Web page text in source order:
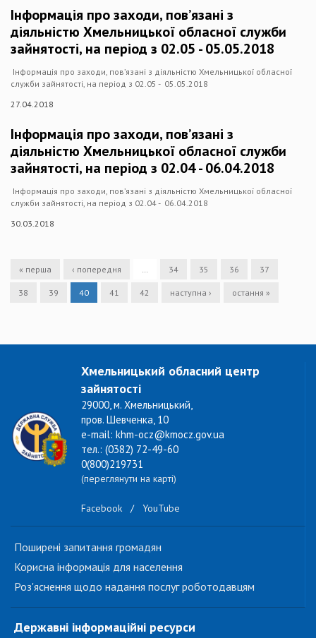
Інформація про заходи, пов’язані з
діяльністю Хмельницької обласної служби
зайнятості, на період з 02.05 - 05.05.2018
Інформація про заходи, пов’язані з діяльністю Хмельницької обласної
служби зайнятості, на період з 02.05 - 05.05.2018
27.04.2018
Інформація про заходи, пов’язані з
діяльністю Хмельницької обласної служби
зайнятості, на період з 02.04 - 06.04.2018
Інформація про заходи, пов’язані з діяльністю Хмельницької обласної
служби зайнятості, на період з 02.04 - 06.04.2018
30.03.2018
« перша ‹ попередня 34 35 36 37
38 39 40 41 42 наступна › остання »
Хмельницький обласний центр
зайнятості
29000, м. Хмельницький,
пров. Шевченка, 10
e-mail: khm-ocz@kmocz.gov.ua
тел.: (0382) 72-49-60
0(800)219731
(переглянути на карті)
Facebook / YouTube
Поширені запитання громадян
Корисна інформація для населення
Роз'яснення щодо надання послуг роботодавцям
Державні інформаційні ресурси